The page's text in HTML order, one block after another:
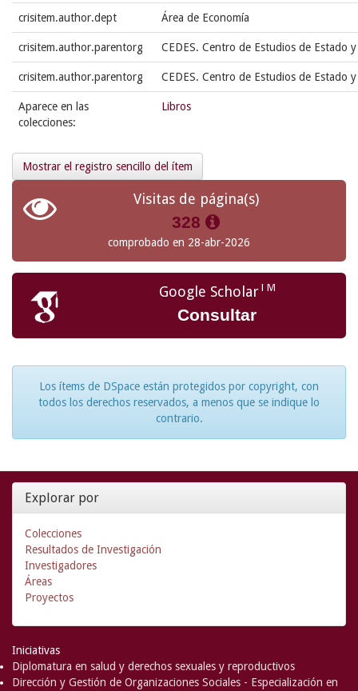
crisitem.author.dept Área de Economía
crisitem.author.parentorg CEDES. Centro de Estudios de Estado
crisitem.author.parentorg CEDES. Centro de Estudios de Estado
Aparece en las
colecciones:
Libros
Mostrar el registro sencillo del ítem
Visitas de página(s)
328
comprobado en 28-abr-2026
Google ScholarTM
Consultar
Los ítems de DSpace están protegidos por copyright, con
todos los derechos reservados, a menos que se indique lo
contrario.
Explorar por
Colecciones
Resultados de Investigación
Investigadores
Áreas
Proyectos
Iniciativas
Diplomatura en salud y derechos sexuales y reproductivos
Dirección y Gestión de Organizaciones Sociales - Especialización en